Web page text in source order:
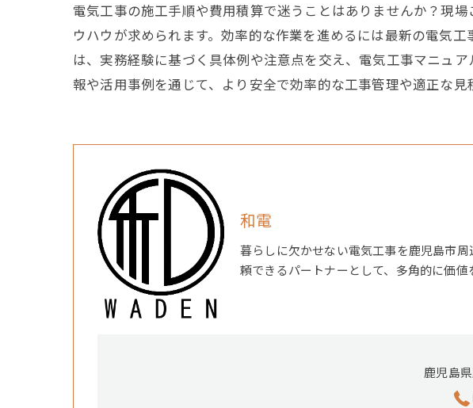
電気工事の施工手順や費用積算で迷うことはありませんか？現
ウハウが求められます。効率的な作業を進めるには最新の電気
は、実務経験に基づく具体例や注意点を交え、電気工事マニュ
報や活用事例を通じて、より安全で効率的な工事管理や適正な見
和電
暮らしに欠かせない電気工事を鹿児島市
頼できるパートナーとして、多角的に価値
鹿児島